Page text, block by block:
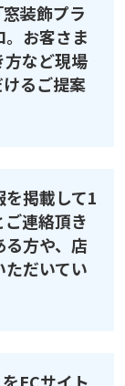
装飾プラ
お客さま
など現場
るご提案
掲載して1
連絡頂き
方や、店
だいてい
ECサイト